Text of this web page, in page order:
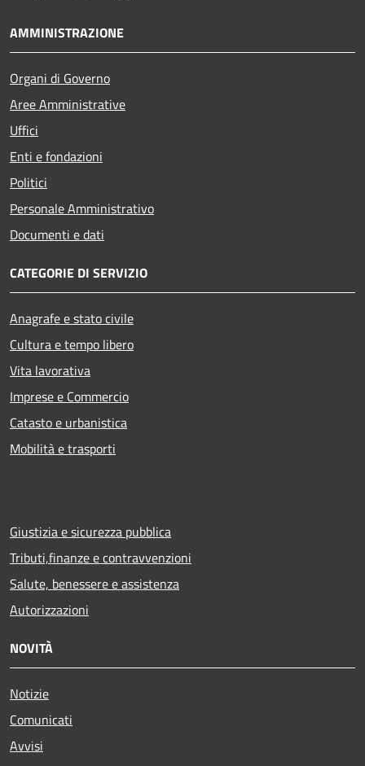
AMMINISTRAZIONE
Organi di Governo
Aree Amministrative
Uffici
Enti e fondazioni
Politici
Personale Amministrativo
Documenti e dati
CATEGORIE DI SERVIZIO
Anagrafe e stato civile
Cultura e tempo libero
Vita lavorativa
Imprese e Commercio
Catasto e urbanistica
Mobilità e trasporti
Giustizia e sicurezza pubblica
Tributi,finanze e contravvenzioni
Salute, benessere e assistenza
Autorizzazioni
NOVITÀ
Notizie
Comunicati
Avvisi